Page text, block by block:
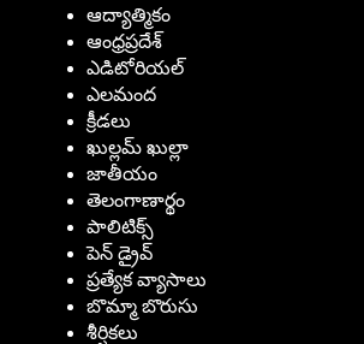
ఆద్యాత్మికం
ఆంధ్రప్రదేశ్
ఎడిటోరియల్
ఎలమంద
క్రీడలు
ఖుల్లమ్ ఖుల్లా
జాతీయం
తెలంగాణార్థం
పాలిటిక్స్
పెన్ డ్రైవ్
ప్రత్యేక వ్యాసాలు
బొమ్మా బొరుసు
శీర్షికలు